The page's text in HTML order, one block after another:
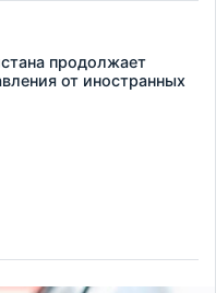
продолжает
от иностранных